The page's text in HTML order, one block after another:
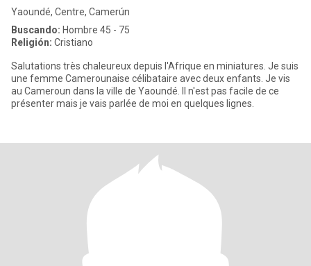
Yaoundé, Centre, Camerún
Buscando: Hombre 45 - 75
Religión: Cristiano
Salutations très chaleureux depuis l'Afrique en miniatures. Je suis
une femme Camerounaise célibataire avec deux enfants. Je vis
au Cameroun dans la ville de Yaoundé. Il n'est pas facile de ce
présenter mais je vais parlée de moi en quelques lignes.